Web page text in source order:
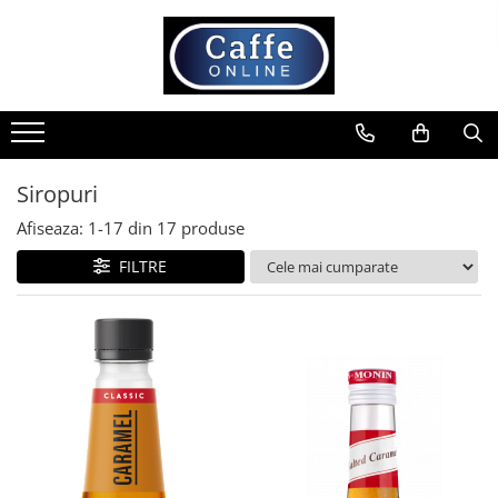
Cafea
Cafea Boabe
Capsule Cafea
Cafea Macinata
Cafea Instant
Ceai
Espressoare
Aparate Automate
Aparate capsule
Aparate clasice
Siropuri
Afiseaza: 1-17 din 17 produse
FILTRE